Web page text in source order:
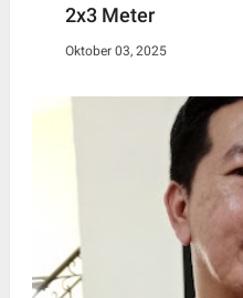
2x3 Meter
Oktober 03, 2025